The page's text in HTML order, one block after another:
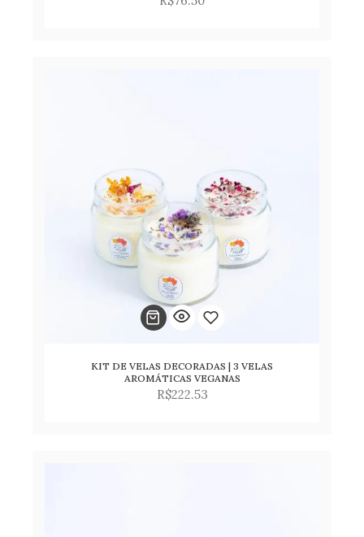
KIT DE VELAS DECORADAS | 3 VELAS
AROMÁTICAS VEGANAS
R$222.53
Adicionar
para